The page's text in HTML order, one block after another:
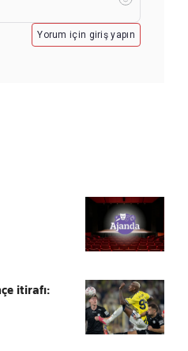
Yorum için giriş yapın
itirafı: